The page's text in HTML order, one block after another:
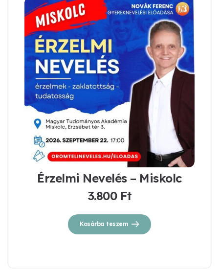
Érzelmi Nevelés – Miskolc
3.800 Ft
Kosárba teszem